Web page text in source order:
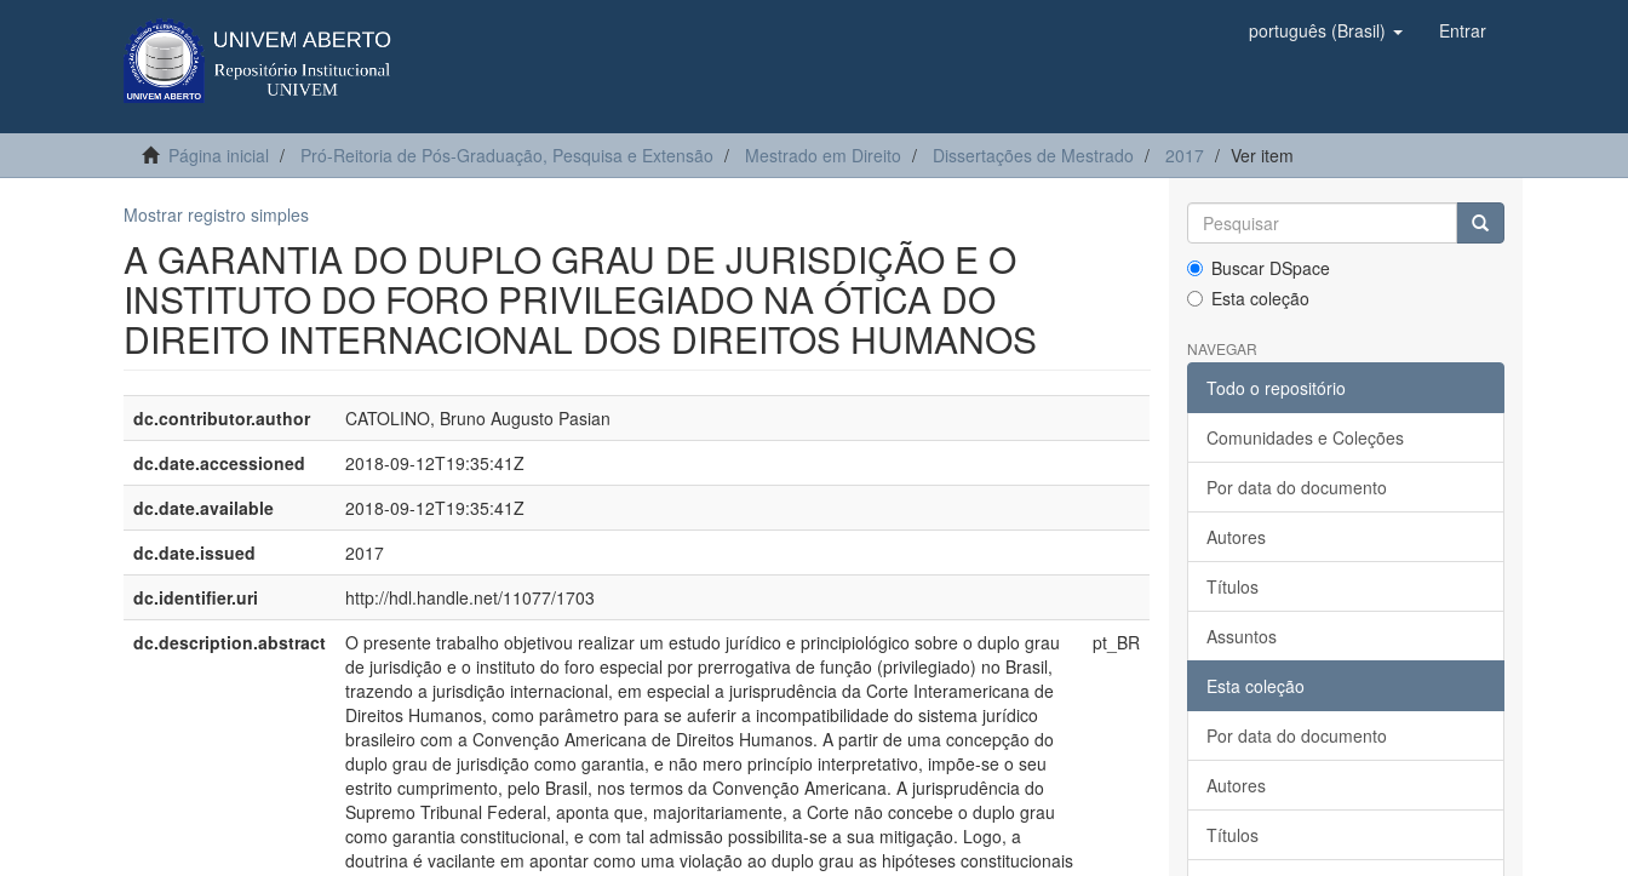
português (Brasil) Entrar
Página inicial Pró-Reitoria de Pós-Graduação, Pesquisa e Extensão Mestrado em Direito Dissertações de Mestrado 2017 Ver item
Mostrar registro simples
A GARANTIA DO DUPLO GRAU DE JURISDIÇÃO E O
INSTITUTO DO FORO PRIVILEGIADO NA ÓTICA DO
DIREITO INTERNACIONAL DOS DIREITOS HUMANOS
dc.contributor.author
CATOLINO, Bruno Augusto Pasian
dc.date.accessioned
2018-09-12T19:35:41Z
dc.date.available
2018-09-12T19:35:41Z
dc.date.issued
2017
dc.identifier.uri
http://hdl.handle.net/11077/1703
dc.description.abstract
O presente trabalho objetivou realizar um estudo jurídico e principiológico sobre o duplo grau
de jurisdição e o instituto do foro especial por prerrogativa de função (privilegiado) no Brasil,
trazendo a jurisdição internacional, em especial a jurisprudência da Corte Interamericana de
Direitos Humanos, como parâmetro para se auferir a incompatibilidade do sistema jurídico
brasileiro com a Convenção Americana de Direitos Humanos. A partir de uma concepção do
duplo grau de jurisdição como garantia, e não mero princípio interpretativo, impõe-se o seu
estrito cumprimento, pelo Brasil, nos termos da Convenção Americana. A jurisprudência do
Supremo Tribunal Federal, aponta que, majoritariamente, a Corte não concebe o duplo grau
como garantia constitucional, e com tal admissão possibilita-se a sua mitigação. Logo, a
doutrina é vacilante em apontar como uma violação ao duplo grau as hipóteses constitucionais
pt_BR
Buscar DSpace
Esta coleção
NAVEGAR
Todo o repositório
Comunidades e Coleções
Por data do documento
Autores
Títulos
Assuntos
Esta coleção
Por data do documento
Autores
Títulos